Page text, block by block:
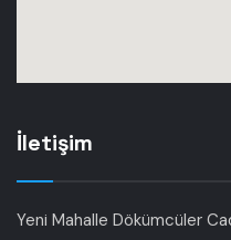
İletişim
Yeni Mahalle Dökümcüler